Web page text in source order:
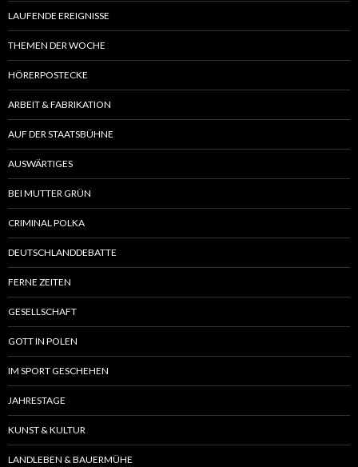
LAUFENDE EREIGNISSE
THEMEN DER WOCHE
HÖRERPOSTECKE
ARBEIT & FABRIKATION
AUF DER STAATSBÜHNE
AUSWÄRTIGES
BEI MUTTER GRÜN
CRIMINAL POLKA
DEUTSCHLANDDEBATTE
FERNE ZEITEN
GESELLSCHAFT
GOTT IN POLEN
IM SPORT GESCHEHEN
JAHRESTAGE
KUNST & KULTUR
LANDLEBEN & BAUERMÜHE